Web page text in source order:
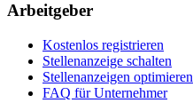
Arbeitgeber
Kostenlos registrieren
Stellenanzeige schalten
Stellenanzeigen optimieren
FAQ für Unternehmer